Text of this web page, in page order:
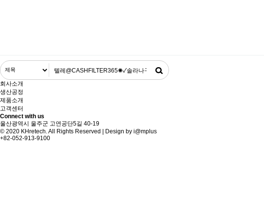
회사소개
생산공정
제품소개
고객센터
Connect with us
울산광역시 울주군 고연공단5길 40-19
© 2020 KHretech. All Rights Reserved | Design by i@mplus
+82-052-913-9100